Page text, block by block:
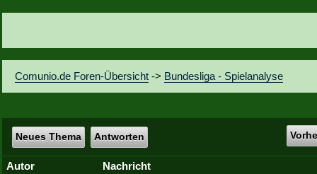
Vereinsfragen
Comunio.de Foren-Übersicht -> Bundesliga - Spielanalyse
Neues Thema Antworten
Autor
Nachricht